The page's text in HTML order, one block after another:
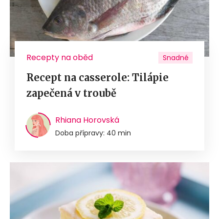
Recepty na oběd Snadné
Recept na casserole: Tilápie
zapečená v troubě
Rhiana Horovská
Doba přípravy: 40 min